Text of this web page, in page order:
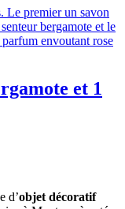
et 1
d’objet décoratif